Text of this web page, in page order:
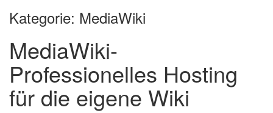
Kategorie: MediaWiki
MediaWiki-
Professionelles Hosting
für die eigene Wiki